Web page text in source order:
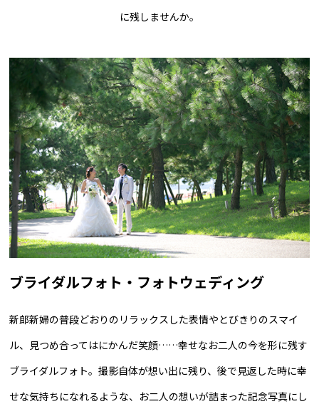
に残しませんか。
ブライダルフォト・フォトウェディング
新郎新婦の普段どおりのリラックスした表情やとびきりのスマイ
ル、見つめ合ってはにかんだ笑顔……幸せなお二人の今を形に残す
ブライダルフォト。撮影自体が想い出に残り、後で見返した時に幸
せな気持ちになれるような、お二人の想いが詰まった記念写真にし